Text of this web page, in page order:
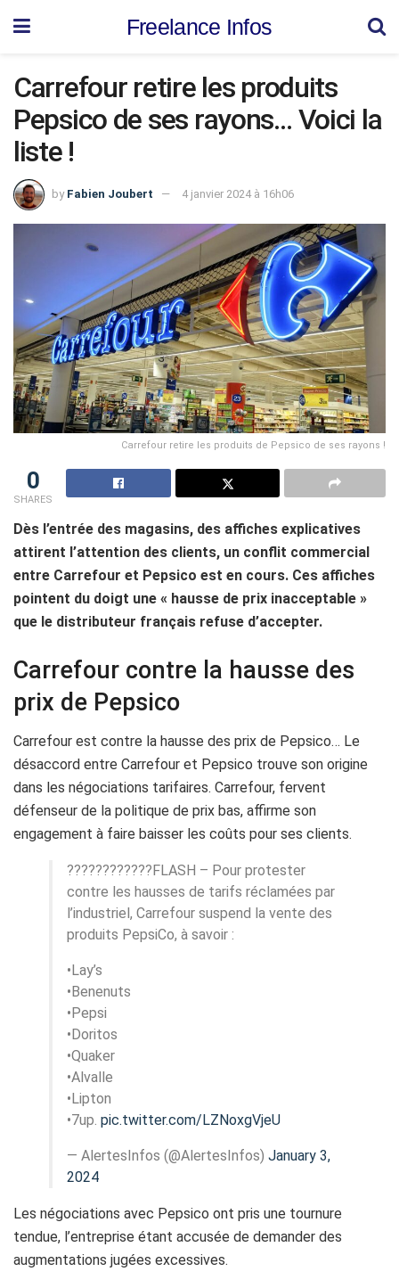
Freelance Infos
Carrefour retire les produits
Pepsico de ses rayons… Voici la
liste !
by Fabien Joubert 4 janvier 2024 à 16h06
Carrefour retire les produits de Pepsico de ses rayons !
0
SHARES
Dès l’entrée des magasins, des affiches explicatives
attirent l’attention des clients, un conflit commercial
entre Carrefour et Pepsico est en cours. Ces affiches
pointent du doigt une « hausse de prix inacceptable »
que le distributeur français refuse d’accepter.
Carrefour contre la hausse des
prix de Pepsico
Carrefour est contre la hausse des prix de Pepsico… Le
désaccord entre Carrefour et Pepsico trouve son origine
dans les négociations tarifaires. Carrefour, fervent
défenseur de la politique de prix bas, affirme son
engagement à faire baisser les coûts pour ses clients.
????????????FLASH – Pour protester
contre les hausses de tarifs réclamées par
l’industriel, Carrefour suspend la vente des
produits PepsiCo, à savoir :
•Lay’s
•Benenuts
•Pepsi
•Doritos
•Quaker
•Alvalle
•Lipton
•7up. pic.twitter.com/LZNoxgVjeU
— AlertesInfos (@AlertesInfos) January 3,
2024
Les négociations avec Pepsico ont pris une tournure
tendue, l’entreprise étant accusée de demander des
augmentations jugées excessives.